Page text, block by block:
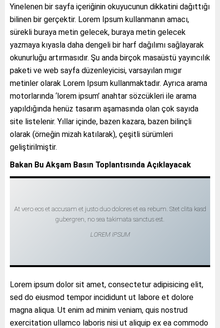
Yinelenen bir sayfa içeriğinin okuyucunun dikkatini dağıttığı
bilinen bir gerçektir. Lorem Ipsum kullanmanın amacı,
sürekli buraya metin gelecek, buraya metin gelecek
yazmaya kıyasla daha dengeli bir harf dağılımı sağlayarak
okunurluğu artırmasıdır. Şu anda birçok masaüstü yayıncılık
paketi ve web sayfa düzenleyicisi, varsayılan mıgır
metinler olarak Lorem Ipsum kullanmaktadır. Ayrıca arama
motorlarında ‘lorem ipsum’ anahtar sözcükleri ile arama
yapıldığında henüz tasarım aşamasında olan çok sayıda
site listelenir. Yıllar içinde, bazen kazara, bazen bilinçli
olarak (örneğin mizah katılarak), çeşitli sürümleri
geliştirilmiştir.
Bakan Bu Akşam Basın Toplantısında Açıklayacak
At vero eos et accusam et justo duo dolores et ea rebum. Stet clita kasd
gubergren, no sea takimata sanctus est.
LOREM IPSUM
Lorem ipsum dolor sit amet, consectetur adipisicing elit,
sed do eiusmod tempor incididunt ut labore et dolore
magna aliqua. Ut enim ad minim veniam, quis nostrud
exercitation ullamco laboris nisi ut aliquip ex ea commodo